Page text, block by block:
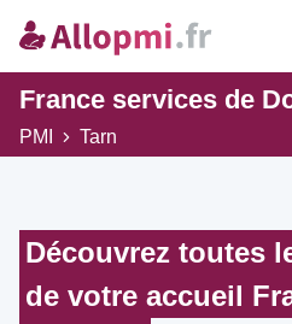
France services de
PMI Tarn
Découvrez toutes
de votre accueil